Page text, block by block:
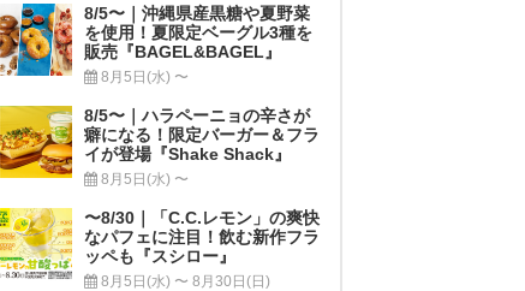
8/5〜｜沖縄県産黒糖や夏野菜
を使用！夏限定ベーグル3種を
販売『BAGEL&BAGEL』
8月5日(水) 〜
8/5〜｜ハラペーニョの辛さが
癖になる！限定バーガー＆フラ
イが登場『Shake Shack』
8月5日(水) 〜
〜8/30｜「C.C.レモン」の爽快
なパフェに注目！飲む新作フラ
ッペも『スシロー』
8月5日(水) 〜 8月30日(日)